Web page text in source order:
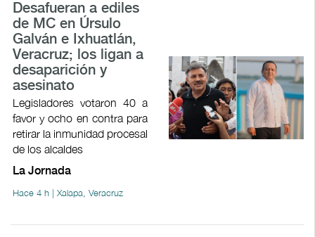
Desafueran a ediles
de MC en Úrsulo
Galván e Ixhuatlán,
Veracruz; los ligan a
desaparición y
asesinato
Legisladores votaron 40 a
favor y ocho en contra para
retirar la inmunidad procesal
de los alcaldes
La Jornada
Hace 4 h | Xalapa, Veracruz